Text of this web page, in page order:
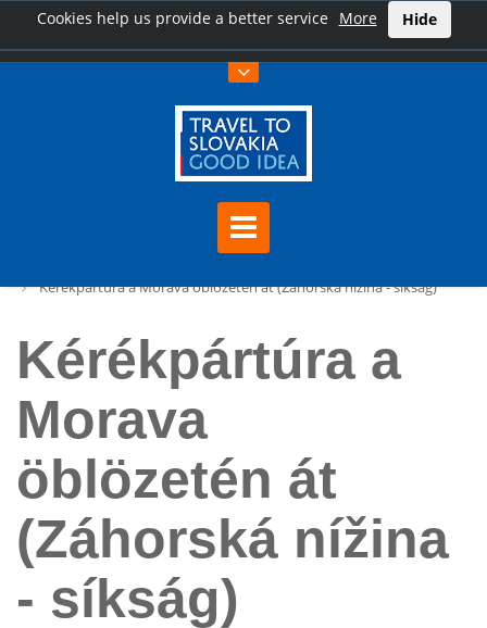
Cookies help us provide a better service More Hide
Kérékpártúra a Morava öblözetén át (Záhorská nížina - síkság)
Kérékpártúra a
Morava
öblözetén át
(Záhorská nížina
- síkság)